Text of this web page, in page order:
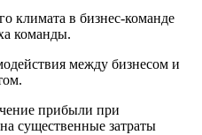
климата в бизнес-команде
команды.
между бизнесом и
прибыли при
существенные затраты